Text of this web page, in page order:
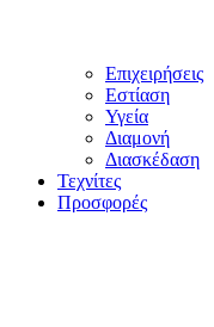
Επιχειρήσεις
Εστίαση
Υγεία
Διαμονή
Διασκέδαση
Τεχνίτες
Προσφορές